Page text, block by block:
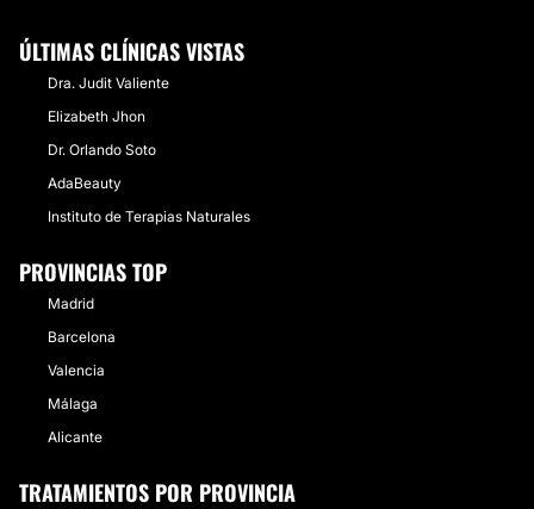
ÚLTIMAS CLÍNICAS VISTAS
Dra. Judit Valiente
Elizabeth Jhon
Dr. Orlando Soto
AdaBeauty
Instituto de Terapias Naturales
PROVINCIAS TOP
Madrid
Barcelona
Valencia
Málaga
Alicante
TRATAMIENTOS POR PROVINCIA